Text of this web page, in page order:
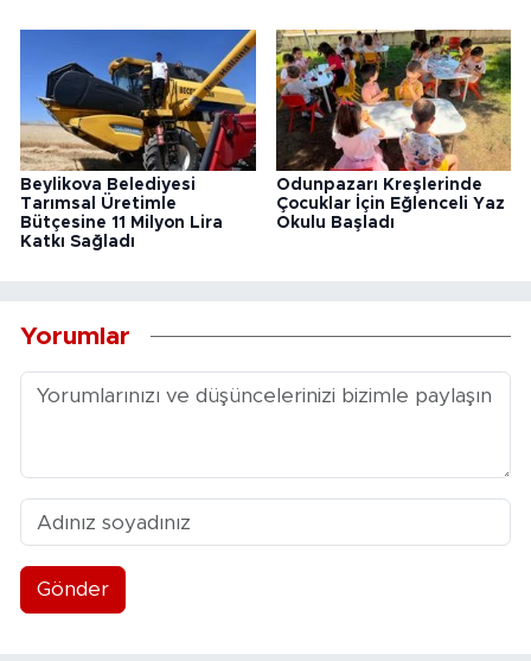
Beylikova Belediyesi
Tarımsal Üretimle
Bütçesine 11 Milyon Lira
Katkı Sağladı
Odunpazarı Kreşlerinde
Çocuklar İçin Eğlenceli Yaz
Okulu Başladı
Yorumlar
Gönder